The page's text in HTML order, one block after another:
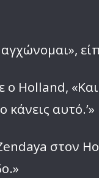
Holland,
αυτό.’»
στον